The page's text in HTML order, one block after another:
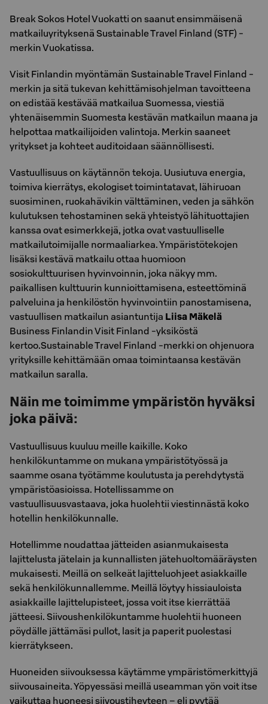
Break Sokos Hotel Vuokatti on saanut ensimmäisenä
matkailuyrityksenä Sustainable Travel Finland (STF) -
merkin Vuokatissa.
Visit Finlandin myöntämän Sustainable Travel Finland -
merkin ja sitä tukevan kehittämisohjelman tavoitteena
on edistää kestävää matkailua Suomessa, viestiä
yhtenäisemmin Suomesta kestävän matkailun maana ja
helpottaa matkailijoiden valintoja. Merkin saaneet
yritykset ja kohteet auditoidaan säännöllisesti.
Vastuullisuus on käytännön tekoja. Uusiutuva energia,
toimiva kierrätys, ekologiset toimintatavat, lähiruoan
suosiminen, ruokahävikin välttäminen, veden ja sähkön
kulutuksen tehostaminen sekä yhteistyö lähituottajien
kanssa ovat esimerkkejä, jotka ovat vastuulliselle
matkailutoimijalle normaaliarkea. Ympäristötekojen
lisäksi kestävä matkailu ottaa huomioon
sosiokulttuurisen hyvinvoinnin, joka näkyy mm.
paikallisen kulttuurin kunnioittamisena, esteettöminä
palveluina ja henkilöstön hyvinvointiin panostamisena,
vastuullisen matkailun asiantuntija Liisa Mäkelä
Business Finlandin Visit Finland -yksiköstä
kertoo.Sustainable Travel Finland -merkki on ohjenuora
yrityksille kehittämään omaa toimintaansa kestävän
matkailun saralla.
Näin me toimimme ympäristön hyväksi
joka päivä:
Vastuullisuus kuuluu meille kaikille. Koko
henkilökuntamme on mukana ympäristötyössä ja
saamme osana työtämme koulutusta ja perehdytystä
ympäristöasioissa. Hotellissamme on
vastuullisuusvastaava, joka huolehtii viestinnästä koko
hotellin henkilökunnalle.
Hotellimme noudattaa jätteiden asianmukaisesta
lajittelusta jätelain ja kunnallisten jätehuoltomääräysten
mukaisesti. Meillä on selkeät lajitteluohjeet asiakkaille
sekä henkilökunnallemme. Meillä löytyy hissiauloista
asiakkaille lajittelupisteet, jossa voit itse kierrättää
jätteesi. Siivoushenkilökuntamme huolehtii huoneen
pöydälle jättämäsi pullot, lasit ja paperit puolestasi
kierrätykseen.
Huoneiden siivouksessa käytämme ympäristömerkittyjä
siivousaineita. Yöpyessäsi meillä useamman yön voit itse
vaikuttaa huoneesi siivoustiheyteen – eli pyytää